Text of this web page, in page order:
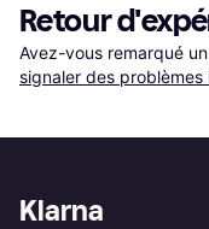
Retour
Avez-vous remarqué
signaler des problèmes
Klarna